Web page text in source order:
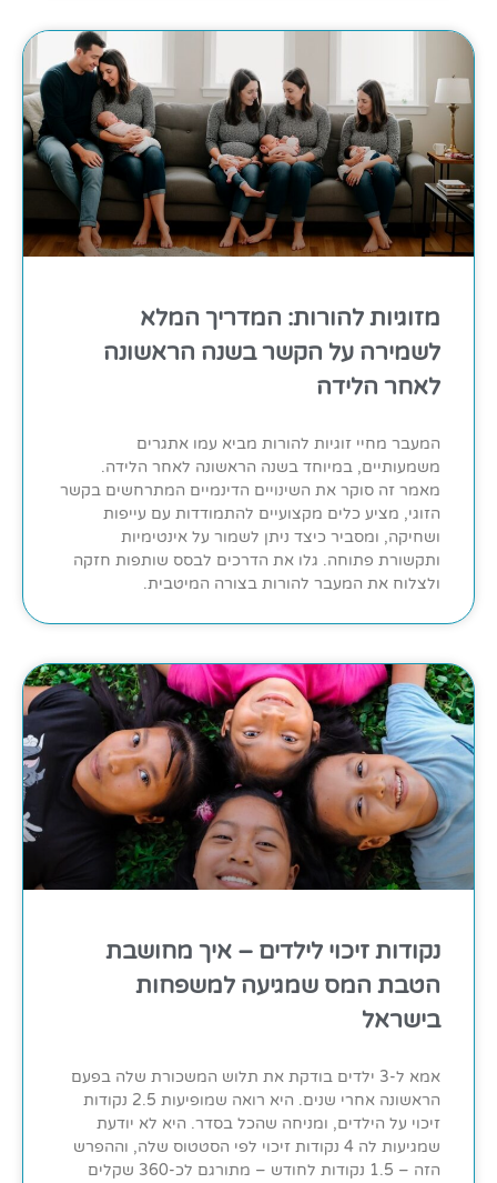
מזוגיות להורות: המדריך המלא
לשמירה על הקשר בשנה הראשונה
לאחר הלידה
המעבר מחיי זוגיות להורות מביא עמו אתגרים
משמעותיים, במיוחד בשנה הראשונה לאחר הלידה.
מאמר זה סוקר את השינויים הדינמיים המתרחשים בקשר
הזוגי, מציע כלים מקצועיים להתמודדות עם עייפות
ושחיקה, ומסביר כיצד ניתן לשמור על אינטימיות
ותקשורת פתוחה. גלו את הדרכים לבסס שותפות חזקה
ולצלוח את המעבר להורות בצורה המיטבית.
נקודות זיכוי לילדים – איך מחושבת
הטבת המס שמגיעה למשפחות
בישראל
אמא ל-3 ילדים בודקת את תלוש המשכורת שלה בפעם
הראשונה אחרי שנים. היא רואה שמופיעות 2.5 נקודות
זיכוי על הילדים, ומניחה שהכל בסדר. היא לא יודעת
שמגיעות לה 4 נקודות זיכוי לפי הסטטוס שלה, וההפרש
הזה – 1.5 נקודות לחודש – מתורגם לכ-360 שקלים